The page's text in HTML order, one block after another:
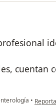
cuentan
• en